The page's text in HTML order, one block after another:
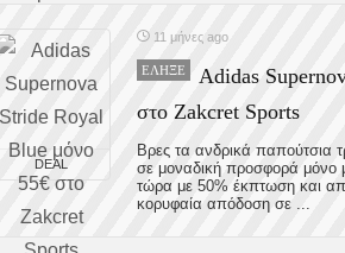
DEAL
11 μήνες ago
ΈΛΗΞΕ
Adidas
στο Zakcret Sports
Βρες τα ανδρικά παπούτσια
σε μοναδική προσφορά μόνο
τώρα με 50% έκπτωση και
κορυφαία απόδοση σε ...